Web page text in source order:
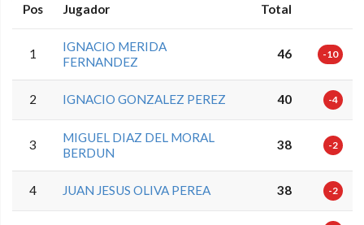
Pos Jugador Total
1
IGNACIO MERIDA
FERNANDEZ
46 -10
2 IGNACIO GONZALEZ PEREZ 40 -4
3
MIGUEL DIAZ DEL MORAL
BERDUN
38 -2
4 JUAN JESUS OLIVA PEREA 38 -2